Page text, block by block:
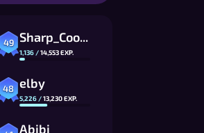
49 Sharp_Cookie
1,136 /14,553EXP.
48 elby
5,226 /13,230EXP.
Abibi